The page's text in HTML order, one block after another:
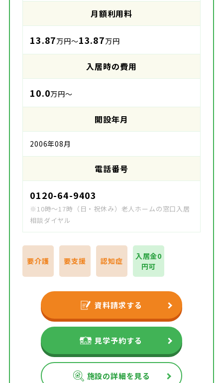
月額利用料
13.87万円～13.87万円
入居時の費用
10.0万円～
開設年月
2006年08月
電話番号
0120-64-9403
※10時～17時（日・祝休み）老人ホームの窓口入居
相談ダイヤル
要介護 要支援 認知症
入居金0
円可
資料請求する
見学予約する
施設の詳細を見る